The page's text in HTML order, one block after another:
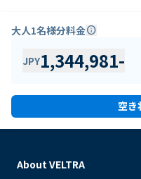
大人1名様分料金info
JPY1,344,981-
空き
About VELTRA